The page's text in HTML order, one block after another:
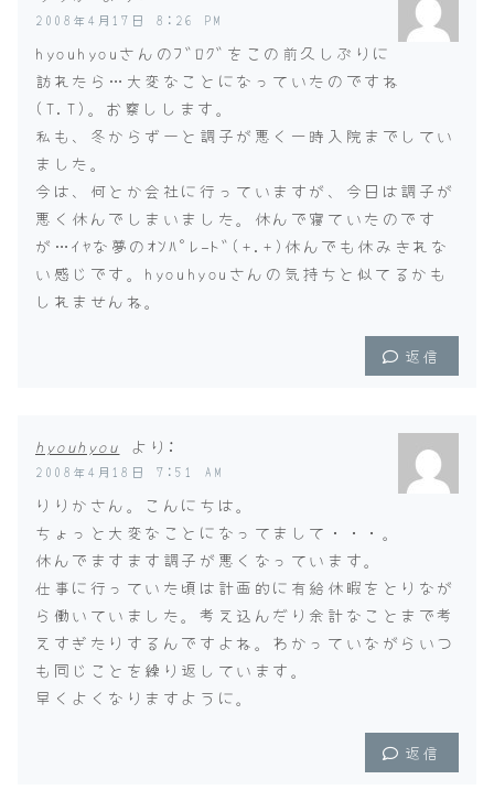
2008年4月17日 8:26 PM
hyouhyouさんのﾌﾞﾛｸﾞをこの前久しぶりに
訪れたら…大変なことになっていたのですね
(T.T)。お察しします。
私も、冬からずーと調子が悪く一時入院までしてい
ました。
今は、何とか会社に行っていますが、今日は調子が
悪く休んでしまいました。休んで寝ていたのです
が…ｲﾔな夢のｵﾝﾊﾟﾚｰﾄﾞ(+.+)休んでも休みきれな
い感じです。hyouhyouさんの気持ちと似てるかも
しれませんね。
返信
hyouhyou より:
2008年4月18日 7:51 AM
りりかさん。こんにちは。
ちょっと大変なことになってまして・・・。
休んでますます調子が悪くなっています。
仕事に行っていた頃は計画的に有給休暇をとりなが
ら働いていました。考え込んだり余計なことまで考
えすぎたりするんですよね。わかっていながらいつ
も同じことを繰り返しています。
早くよくなりますように。
返信